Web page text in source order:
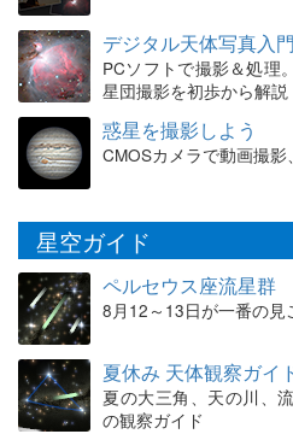
デジタル天体写真入門
PCソフトで撮影＆処理
星団撮影を初歩から解説
惑星を撮影しよう
CMOSカメラで動画撮
星空ガイド
ペルセウス座流星群
8月12～13日が一番の見
夏休み 天体観察ガイ
夏の大三角、天の川、
の観察ガイド